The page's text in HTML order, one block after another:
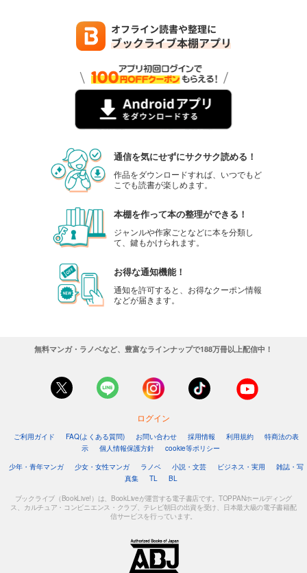
通信を気にせずにサクサク読める！
作品をダウンロードすれば、いつでもど
こでも読書が楽しめます。
本棚を作って本の整理ができる！
ジャンルや作家ごとなどに本を分類し
て、鍵もかけられます。
お得な通知機能！
通知を許可すると、お得なクーポン情報
などが届きます。
無料マンガ・ラノベなど、豊富なラインナップで188万冊以上配信中！
ログイン
ご利用ガイド FAQ(よくある質問) お問い合わせ 採用情報 利用規約
特商法の表
示
個人情報保護方針
cookie等ポリシー
少年・青年マンガ
少女・女性マンガ ラノベ 小説・文芸 ビジネス・実用
雑誌・写
真集
TL BL
ブックライブ（BookLive!）は、BookLiveが運営する電子書店です。TOPPANホールディング
ス、カルチュア・コンビニエンス・クラブ、テレビ朝日の出資を受け、日本最大級の電子書籍配
信サービスを行っています。